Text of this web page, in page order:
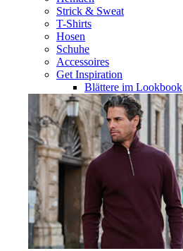
Strick & Sweat
T-Shirts
Hosen
Schuhe
Accessoires
Get Inspiration
Blättere im Lookbook